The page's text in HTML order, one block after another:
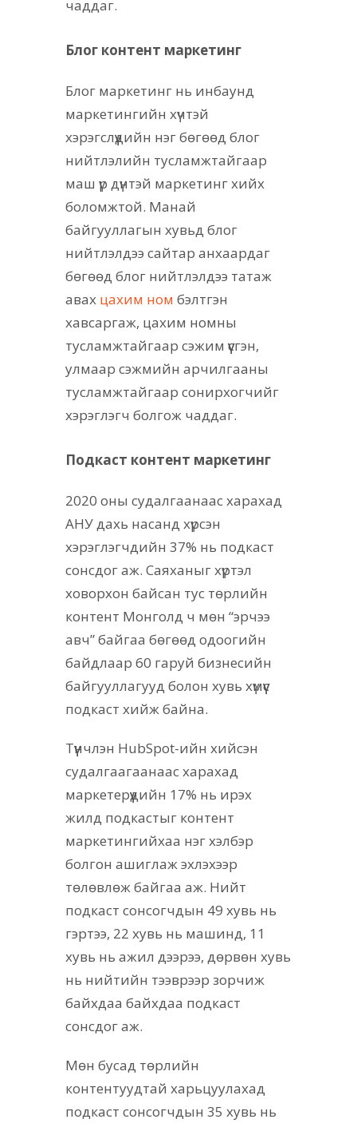
чаддаг.
Блог контент маркетинг
Блог маркетинг нь инбаунд
маркетингийн хүчтэй
хэрэгслүүдийн нэг бөгөөд блог
нийтлэлийн тусламжтайгаар
маш үр дүнтэй маркетинг хийх
боломжтой. Манай
байгууллагын хувьд блог
нийтлэлдээ сайтар анхаардаг
бөгөөд блог нийтлэлдээ татаж
авах цахим ном бэлтгэн
хавсаргаж, цахим номны
тусламжтайгаар сэжим үүсгэн,
улмаар сэжмийн арчилгааны
тусламжтайгаар сонирхогчийг
хэрэглэгч болгож чаддаг.
Подкаст контент маркетинг
2020 оны судалгаанаас харахад
АНУ дахь насанд хүрсэн
хэрэглэгчдийн 37% нь подкаст
сонсдог аж. Саяханыг хүртэл
ховорхон байсан тус төрлийн
контент Монголд ч мөн “эрчээ
авч” байгаа бөгөөд одоогийн
байдлаар 60 гаруй бизнесийн
байгууллагууд болон хувь хүмүүс
подкаст хийж байна.
Түүнчлэн HubSpot-ийн хийсэн
судалгаагаанаас харахад
маркетерүүдийн 17% нь ирэх
жилд подкастыг контент
маркетингийхаа нэг хэлбэр
болгон ашиглаж эхлэхээр
төлөвлөж байгаа аж. Нийт
подкаст сонсогчдын 49 хувь нь
гэртээ, 22 хувь нь машинд, 11
хувь нь ажил дээрээ, дөрвөн хувь
нь нийтийн тээврээр зорчиж
байхдаа байхдаа подкаст
сонсдог аж.
Мөн бусад төрлийн
контентуудтай харьцуулахад
подкаст сонсогчдын 35 хувь нь